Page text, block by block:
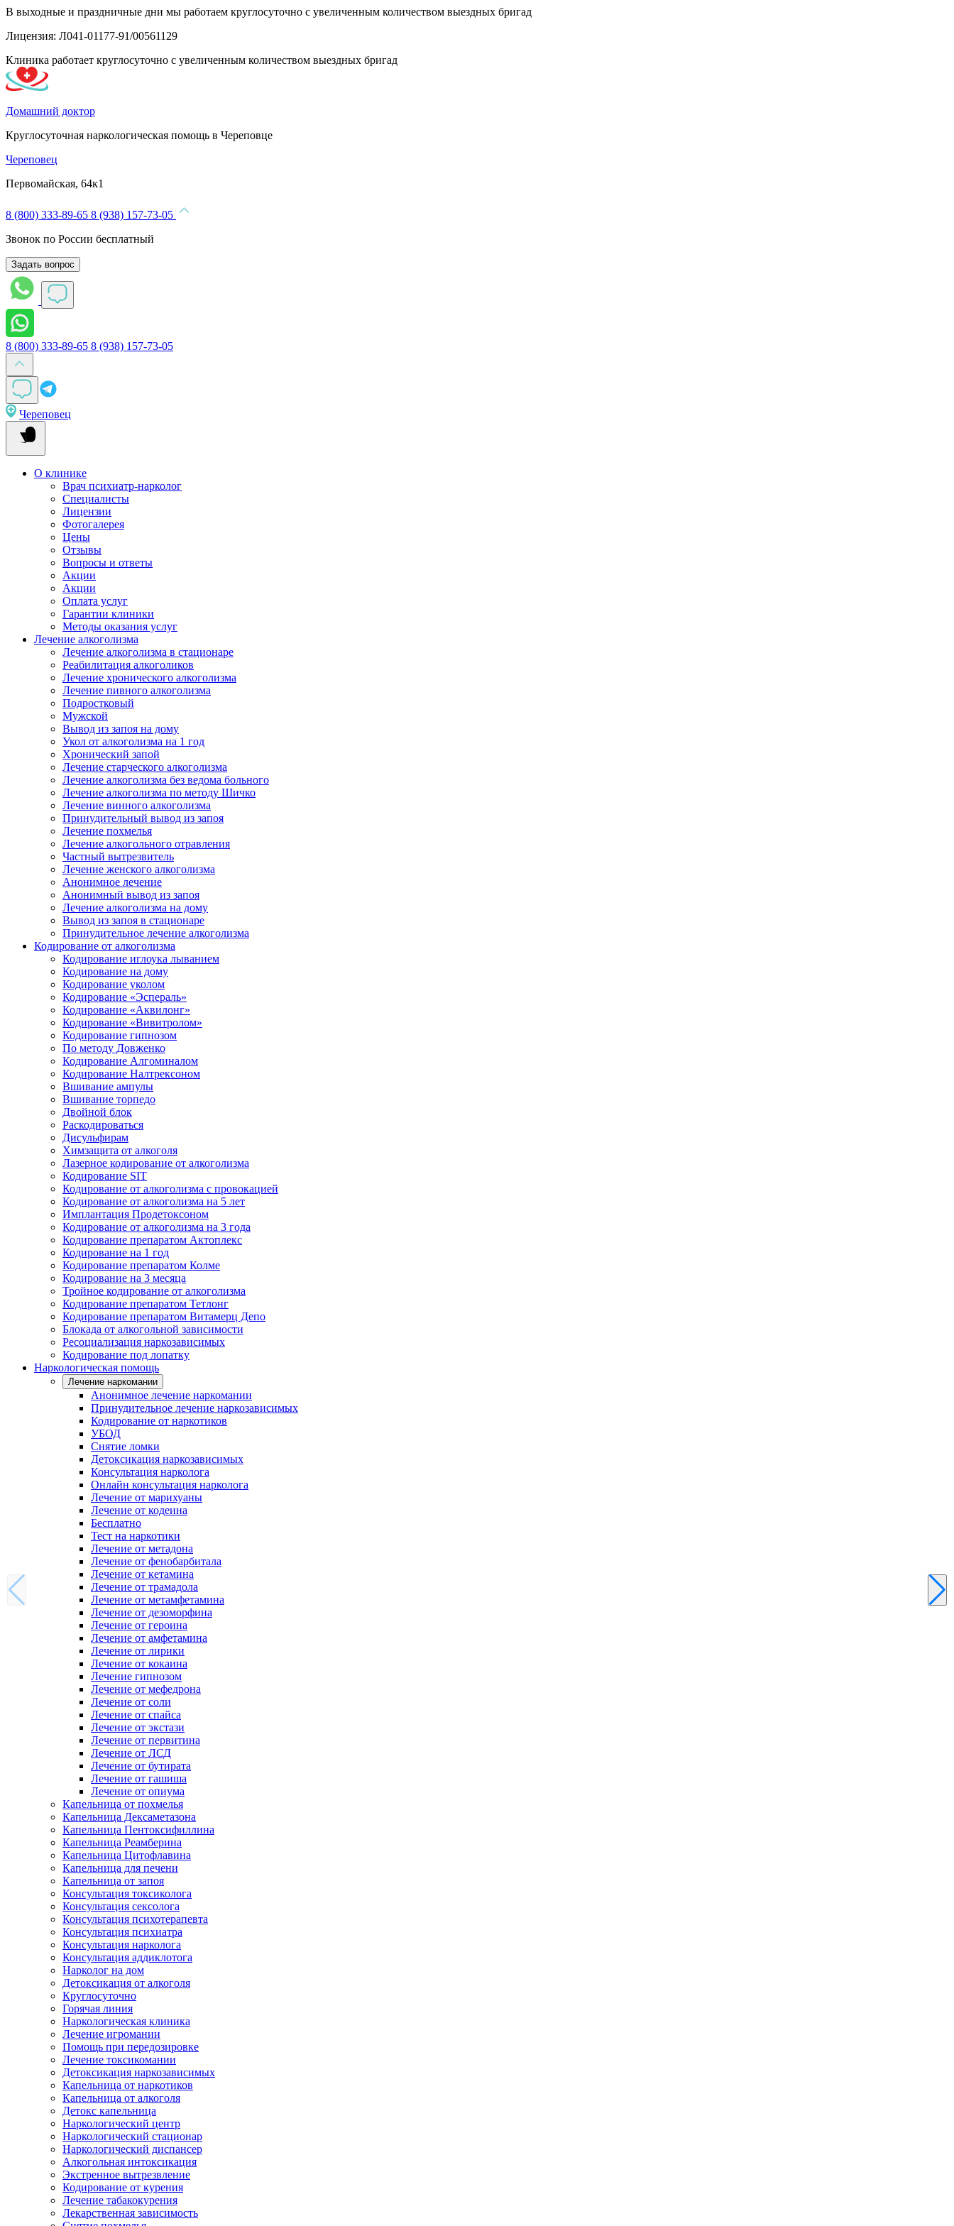
В выходные и праздничные дни мы работаем круглосуточно с увеличенным количеством выездных бригад
Лицензия: Л041-01177-91/00561129
Клиника работает круглосуточно с увеличенным количеством выездных бригад
Домашний доктор
Круглосуточная наркологическая помощь в Череповце
Череповец
Первомайская, 64к1
8 (800) 333-89-65 8 (938) 157-73-05
Звонок по России бесплатный
Задать вопрос
8 (800) 333-89-65 8 (938) 157-73-05
Череповец
О клинике
Врач психиатр-нарколог
Специалисты
Лицензии
Фотогалерея
Цены
Отзывы
Вопросы и ответы
Акции
Акции
Оплата услуг
Гарантии клиники
Методы оказания услуг
Лечение алкоголизма
Лечение алкоголизма в стационаре
Реабилитация алкоголиков
Лечение хронического алкоголизма
Лечение пивного алкоголизма
Подростковый
Мужской
Вывод из запоя на дому
Укол от алкоголизма на 1 год
Хронический запой
Лечение старческого алкоголизма
Лечение алкоголизма без ведома больного
Лечение алкоголизма по методу Шичко
Лечение винного алкоголизма
Принудительный вывод из запоя
Лечение похмелья
Лечение алкогольного отравления
Частный вытрезвитель
Лечение женского алкоголизма
Анонимное лечение
Анонимный вывод из запоя
Лечение алкоголизма на дому
Вывод из запоя в стационаре
Принудительное лечение алкоголизма
Кодирование от алкоголизма
Кодирование иглоука лыванием
Кодирование на дому
Кодирование уколом
Кодирование «Эспераль»
Кодирование «Аквилонг»
Кодирование «Вивитролом»
Кодирование гипнозом
По методу Довженко
Кодирование Алгоминалом
Кодирование Налтрексоном
Вшивание ампулы
Вшивание торпедо
Двойной блок
Раскодироваться
Дисульфирам
Химзащита от алкоголя
Лазерное кодирование от алкоголизма
Кодирование SIT
Кодирование от алкоголизма с провокацией
Кодирование от алкоголизма на 5 лет
Имплантация Продетоксоном
Кодирование от алкоголизма на 3 года
Кодирование препаратом Актоплекс
Кодирование на 1 год
Кодирование препаратом Колме
Кодирование на 3 месяца
Тройное кодирование от алкоголизма
Кодирование препаратом Тетлонг
Кодирование препаратом Витамерц Депо
Блокада от алкогольной зависимости
Ресоциализация наркозависимых
Кодирование под лопатку
Наркологическая помощь
Лечение наркомании
Анонимное лечение наркомании
Принудительное лечение наркозависимых
Кодирование от наркотиков
УБОД
Снятие ломки
Детоксикация наркозависимых
Консультация нарколога
Онлайн консультация нарколога
Лечение от марихуаны
Лечение от кодеина
Бесплатно
Тест на наркотики
Лечение от метадона
Лечение от фенобарбитала
Лечение от кетамина
Лечение от трамадола
Лечение от метамфетамина
Лечение от дезоморфина
Лечение от героина
Лечение от амфетамина
Лечение от лирики
Лечение от кокаина
Лечение гипнозом
Лечение от мефедрона
Лечение от соли
Лечение от спайса
Лечение от экстази
Лечение от первитина
Лечение от ЛСД
Лечение от бутирата
Лечение от гашиша
Лечение от опиума
Капельница от похмелья
Капельница Дексаметазона
Капельница Пентоксифиллина
Капельница Реамберина
Капельница Цитофлавина
Капельница для печени
Капельница от запоя
Консультация токсиколога
Консультация сексолога
Консультация психотерапевта
Консультация психиатра
Консультация нарколога
Консультация аддиклотога
Нарколог на дом
Детоксикация от алкоголя
Круглосуточно
Горячая линия
Наркологическая клиника
Лечение игромании
Помощь при передозировке
Лечение токсикомании
Детоксикация наркозависимых
Капельница от наркотиков
Капельница от алкоголя
Детокс капельница
Наркологический центр
Наркологический стационар
Наркологический диспансер
Алкогольная интоксикация
Экстренное вытрезвление
Кодирование от курения
Лечение табакокурения
Лекарственная зависимость